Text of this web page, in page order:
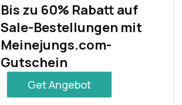
Bis zu 60% Rabatt auf
Sale-Bestellungen mit
Meinejungs.com-
Gutschein
Get Angebot